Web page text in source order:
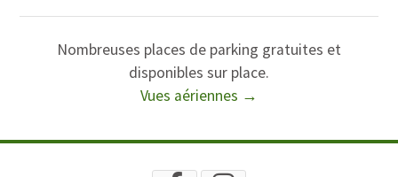
Nombreuses places de parking gratuites et
disponibles sur place.
Vues aériennes →